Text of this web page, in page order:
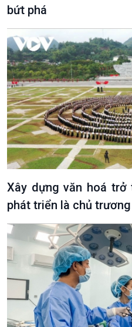
VOV1 đặc biệt
Thanh âm ký sự
Chân dung cuộc sống
bứt phá
Xây dựng văn hoá
phát triển là chủ